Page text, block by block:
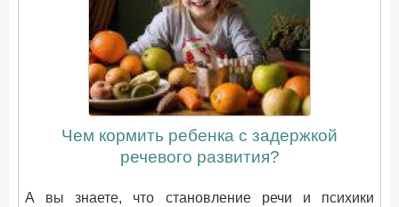
Чем кормить ребенка с задержкой
речевого развития?
А вы знаете, что становление речи и психики